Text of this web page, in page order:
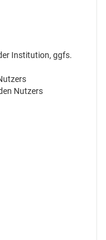
Institution, ggfs.
Nutzers